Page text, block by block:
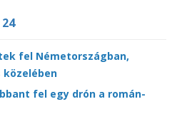
24
fel Németországban,
fel egy drón a román-